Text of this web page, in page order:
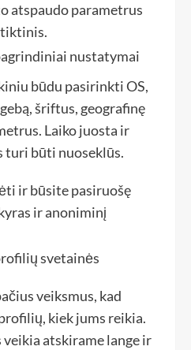
atspaudo parametrus
būdu pasirinkti OS,
šriftus, geografinę
Laiko juosta ir
turi būti nuoseklūs.
ir būsite pasiruošę
ir anoniminį
veiksmus, kad
kiek jums reikia.
atskirame lange ir